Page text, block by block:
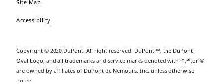
Site Map
Accessibility
Copyright © 2020 DuPont. All right reserved. DuPont ™, the DuPont
Oval Logo, and all trademarks and service marks denoted with ™,℠,or ©
are owned by affiliates of DuPont de Nemours, Inc. unless otherwise
noted.